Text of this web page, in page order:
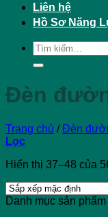
Liên hệ
Hồ Sơ Năng
Tìm
kiếm:
Đèn
Trang chủ / Đèn
Lọc
Hiển thị 37–48 của
Danh mục sản phẩm